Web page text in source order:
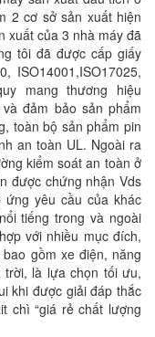
2 cơ sở sản xuất hiện
xuất của 3 nhà máy đã
tôi đã được cấp giấy
ISO14001,ISO17025,
mang thương hiệu
và đảm bảo sản phẩm
toàn bộ sản phẩm pin
an toàn UL. Ngoài ra
kiểm soát an toàn ở
được chứng nhận Vds
yêu cầu của khác
tiếng trong và ngoài
với nhiều mục đích,
gồm xe điện, năng
là lựa chọn tối ưu,
khi được giải đáp thắc
chì “giá rẻ chất lượng